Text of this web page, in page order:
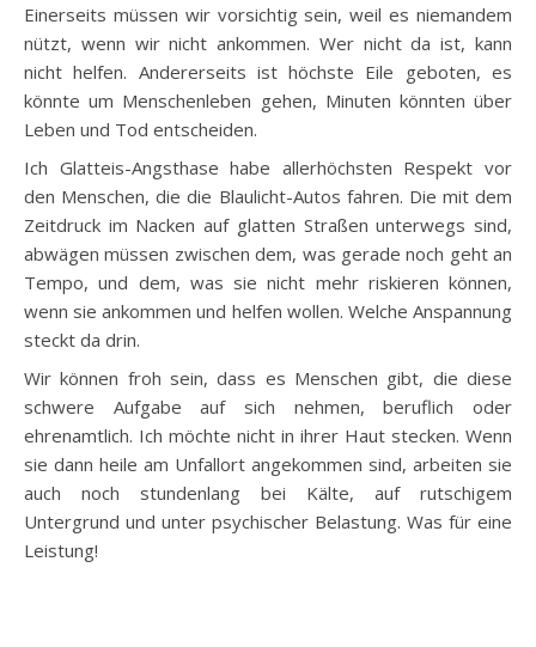
Einerseits müssen wir vorsichtig sein, weil es niemandem
nützt, wenn wir nicht ankommen. Wer nicht da ist, kann
nicht helfen. Andererseits ist höchste Eile geboten, es
könnte um Menschenleben gehen, Minuten könnten über
Leben und Tod entscheiden.
Ich Glatteis-Angsthase habe allerhöchsten Respekt vor
den Menschen, die die Blaulicht-Autos fahren. Die mit dem
Zeitdruck im Nacken auf glatten Straßen unterwegs sind,
abwägen müssen zwischen dem, was gerade noch geht an
Tempo, und dem, was sie nicht mehr riskieren können,
wenn sie ankommen und helfen wollen. Welche Anspannung
steckt da drin.
Wir können froh sein, dass es Menschen gibt, die diese
schwere Aufgabe auf sich nehmen, beruflich oder
ehrenamtlich. Ich möchte nicht in ihrer Haut stecken. Wenn
sie dann heile am Unfallort angekommen sind, arbeiten sie
auch noch stundenlang bei Kälte, auf rutschigem
Untergrund und unter psychischer Belastung. Was für eine
Leistung!